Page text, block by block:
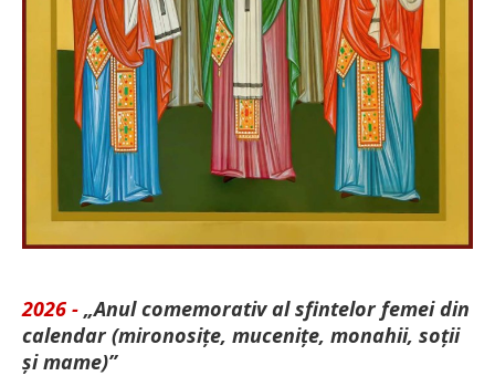
2026 - „Anul comemorativ al sfintelor femei din
calendar (mironosițe, mu­cenițe, monahii, soții
și mame)”